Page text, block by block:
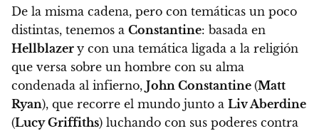
De la misma cadena, pero con temáticas un poco
distintas, tenemos a Constantine: basada en
Hellblazer y con una temática ligada a la religión
que versa sobre un hombre con su alma
condenada al infierno, John Constantine (Matt
Ryan), que recorre el mundo junto a Liv Aberdine
(Lucy Griffiths) luchando con sus poderes contra